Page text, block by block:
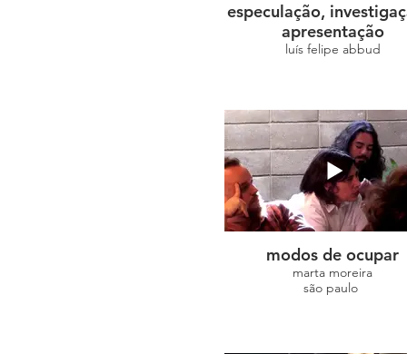
especulação,
apresentação
luís felipe abbud
modos de ocupar
marta moreira
são paulo